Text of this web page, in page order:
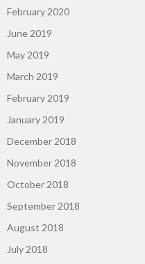
February 2020
June 2019
May 2019
March 2019
February 2019
January 2019
December 2018
November 2018
October 2018
September 2018
August 2018
July 2018